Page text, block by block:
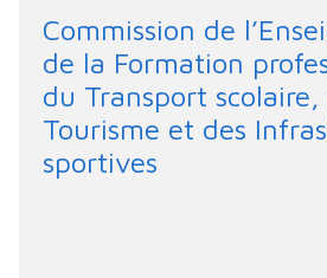
Commission de
de la Formation
du Transport scolaire,
Tourisme et des
sportives